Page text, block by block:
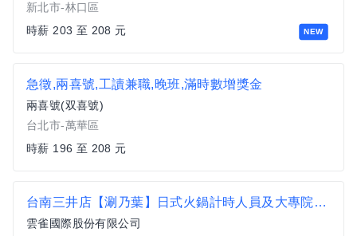
NEW
新北市-林口區
時薪 203 至 208 元
急徵,兩喜號,工讀兼職,晚班,滿時數增獎金
兩喜號(双喜號)
台北市-萬華區
時薪 196 至 208 元
台南三井店【涮乃葉】日式火鍋計時人員及大專院校實習生
雲雀國際股份有限公司